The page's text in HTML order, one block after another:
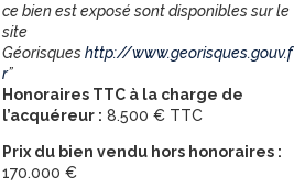
ce bien est exposé sont disponibles sur le
site
Géorisques http://www.georisques.gouv.f
r”
Honoraires TTC à la charge de
l’acquéreur : 8.500 € TTC
Prix du bien vendu hors honoraires :
170.000 €